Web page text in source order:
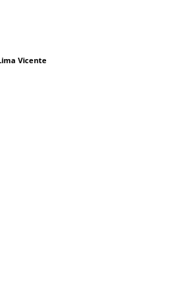
Vicente